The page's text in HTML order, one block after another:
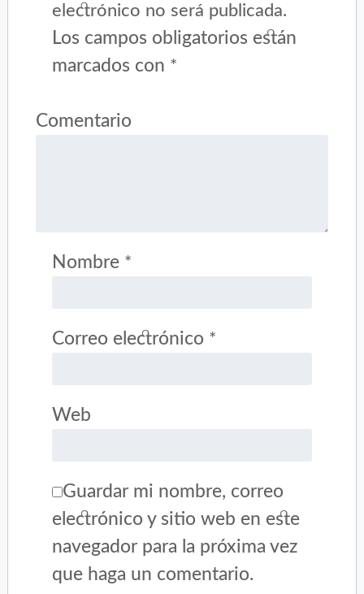
electrónico no será publicada.
Los campos obligatorios están
marcados con *
Comentario
Nombre *
Correo electrónico *
Web
Guardar mi nombre, correo
electrónico y sitio web en este
navegador para la próxima vez
que haga un comentario.